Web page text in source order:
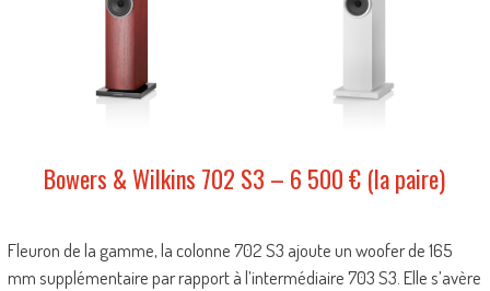
Bowers & Wilkins 702 S3 – 6 500 € (la paire)
Fleuron de la gamme, la colonne 702 S3 ajoute un woofer de 165
mm supplémentaire par rapport à l’intermédiaire 703 S3. Elle s’avère